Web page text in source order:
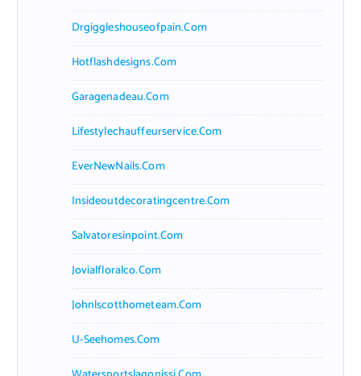
Drgiggleshouseofpain.com
Hotflashdesigns.com
Garagenadeau.com
Lifestylechauffeurservice.com
EverNewNails.com
Insideoutdecoratingcentre.com
Salvatoresinpoint.com
Jovialfloralco.com
Johnlscotthometeam.com
U-Seehomes.com